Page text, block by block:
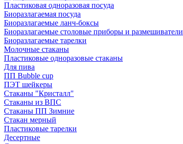
Пластиковая одноразовая посуда
Биоразлагаемая посуда
Биоразлагаемые ланч-боксы
Биоразлагаемые столовые приборы и размешиватели
Биоразлагаемые тарелки
Молочные стаканы
Пластиковые одноразовые стаканы
Для пива
ПП Bubble cup
ПЭТ шейкеры
Стаканы "Кристалл"
Стаканы из ВПС
Стаканы ПП Зимние
Стакан мерный
Пластиковые тарелки
Десертные